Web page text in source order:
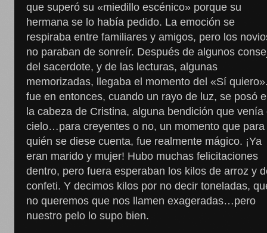
que superó su «miedillo escénico» porque su
hermana se lo había pedido. La emoción se
respiraba entre familiares y amigos, pero los
no paraban de sonreír. Después de algunos
del sacerdote, y de las lecturas, algunas
memorizadas, llegaba el momento del «Sí
fue en entonces, cuando un rayo de luz, se posó
la cabeza de Cristina, alguna bendición que venía
cielo…para creyentes o no, un momento que para
quién se diese cuenta, fue realmente mágico. ¡Ya
eran marido y mujer! Hubo muchas felicitaciones
dentro, pero fuera esperaban los kilos de arroz y
confeti. Y decimos kilos por no decir toneladas,
no queremos que nos llamen exageradas…pero
nuestro pelo lo supo bien.